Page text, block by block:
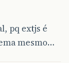
pq extjs é
mesmo…